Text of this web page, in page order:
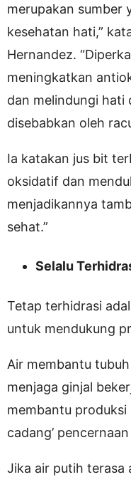
merupakan sumber
kesehatan hati,”
Hernandez.
meningkatkan
dan melindungi hati
disebabkan oleh
Ia katakan jus bit
oksidatif dan
menjadikannya
sehat.”
Selalu
Tetap terhidrasi
untuk mendukung
Air membantu
menjaga ginjal
membantu produksi
cadang’
Jika air putih terasa